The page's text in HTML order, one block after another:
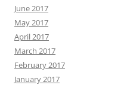
June 2017
May 2017
April 2017
March 2017
February 2017
January 2017